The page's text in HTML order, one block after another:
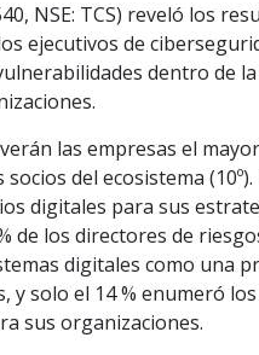
NSE: TCS) reveló los
ejecutivos de
dentro de
las empresas el
del ecosistema
digitales para sus
de los directores de
digitales como una
solo el 14 % enumeró
sus organizaciones.